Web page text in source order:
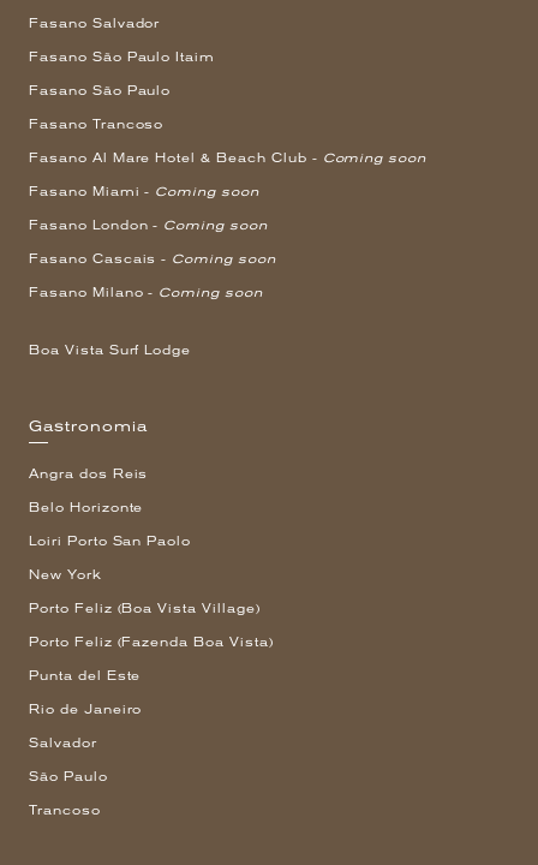
Fasano Salvador
Fasano São Paulo Itaim
Fasano São Paulo
Fasano Trancoso
Fasano Al Mare Hotel & Beach Club - Coming soon
Fasano Miami - Coming soon
Fasano London - Coming soon
Fasano Cascais - Coming soon
Fasano Milano - Coming soon
Boa Vista Surf Lodge
Gastronomia
Angra dos Reis
Belo Horizonte
Loiri Porto San Paolo
New York
Porto Feliz (Boa Vista Village)
Porto Feliz (Fazenda Boa Vista)
Punta del Este
Rio de Janeiro
Salvador
São Paulo
Trancoso